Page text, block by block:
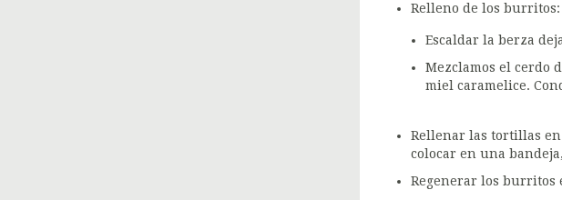
Relleno de los burritos:
Escaldar la berza
Mezclamos el cerdo
miel caramelice.
Rellenar las tortillas
colocar en una
Regenerar los burritos